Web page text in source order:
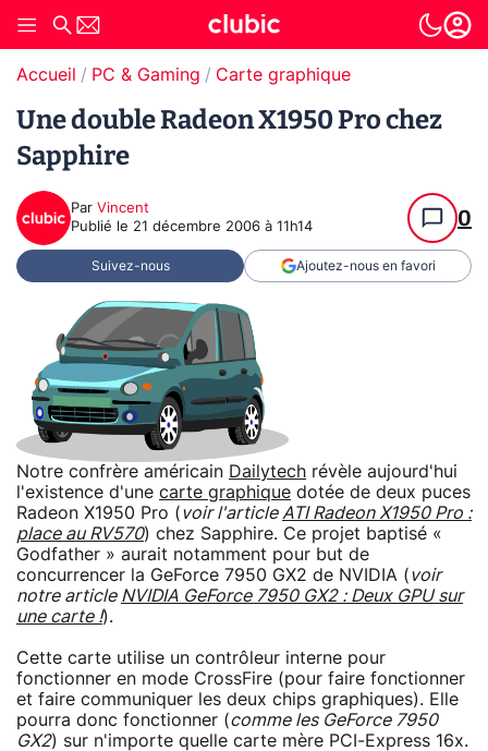
Accueil PC & Gaming Carte graphique
Une double Radeon X1950 Pro chez
Sapphire
Par Vincent
Publié le 21 décembre 2006 à 11h14 0
Suivez-nous Ajoutez-nous en favori
Notre confrère américain Dailytech révèle aujourd'hui
l'existence d'une carte graphique dotée de deux puces
Radeon X1950 Pro (voir l'article ATI Radeon X1950 Pro :
place au RV570) chez Sapphire. Ce projet baptisé «
Godfather » aurait notamment pour but de
concurrencer la GeForce 7950 GX2 de NVIDIA (voir
notre article NVIDIA GeForce 7950 GX2 : Deux GPU sur
une carte !).
Cette carte utilise un contrôleur interne pour
fonctionner en mode CrossFire (pour faire fonctionner
et faire communiquer les deux chips graphiques). Elle
pourra donc fonctionner (comme les GeForce 7950
GX2) sur n'importe quelle carte mère PCI-Express 16x.